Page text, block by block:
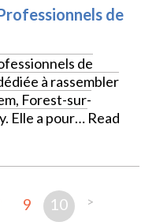
de
de
à rassembler
Forest-sur-
Elle a pour… Read
9 10 >